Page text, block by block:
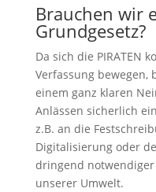
Brauchen wir
Grundgesetz?
Da sich die PIRATEN
Verfassung bewegen,
einem ganz klaren
Anlässen sicherlich
z.B. an die
Digitalisierung oder
dringend
unserer Umwelt.